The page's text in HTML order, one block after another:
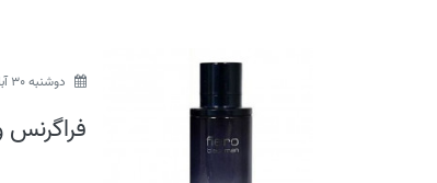
دوشنبه 30 آبان 1401
فراگرنس